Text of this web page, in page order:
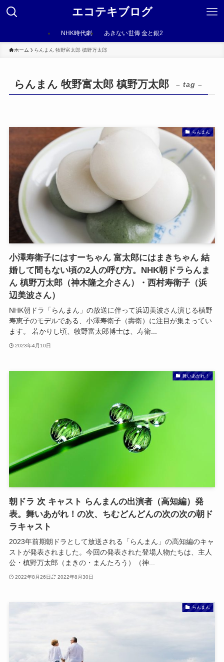
エコテキブログ
NHK時代劇 あきない世傳 金と銀2
ホーム らんまん 牧野富太郎 槙野万太郎
らんまん 牧野富太郎 槙野万太郎 – tag –
らんまん
小澤寿衛子にはすーちゃん 富太郎にはまきちゃん 結
婚して間もない頃の2人の呼び方。NHK朝ドラらんま
ん 槙野万太郎（神木隆之介さん）・西村寿衛子（浜
辺美波さん）
NHK朝ドラ「らんまん」の放送に伴って浜辺美波さん演じる槙野
寿恵子のモデルである、小澤寿衛子（壽衛）に注目が集まってい
ます。 若かりし頃、牧野富太郎博士は、寿衛...
2023年4月10日
舞いあがれ！
朝ドラ 次 キャスト らんまんの出演者（高知編）発
表。舞いあがれ！の次、ちむどんどんの次の次の朝ド
ラキャスト
2023年前期朝ドラとして放送される「らんまん」の高知編のキャ
ストが発表されました。今回の発表された登場人物たちは、主人
公・槙野万太郎（まきの・まんたろう）（神...
2022年8月26日 2022年8月30日
らんまん